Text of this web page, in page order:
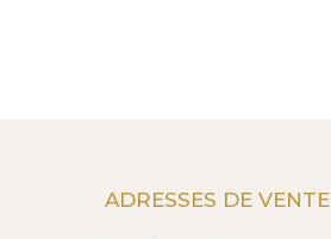
ADRESSES DE VENTE